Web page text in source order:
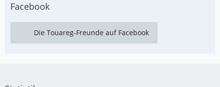
Facebook
Die Touareg-Freunde auf Facebook